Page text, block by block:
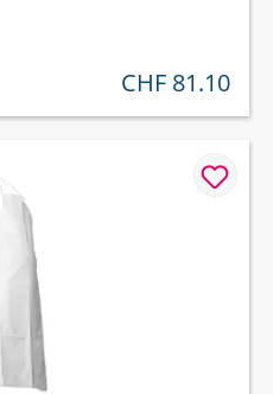
regulärer preis:
CHF 81.10